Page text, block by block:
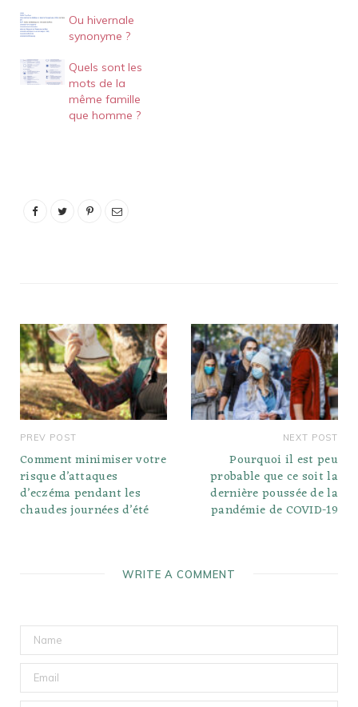
même cas que beaucoup
d'autres adjectifs,
retrouve le c de facile ),
agile , fertile , fragile…
Ou hivernale
synonyme ?
Quels sont les
mots de la
même famille
que homme ?
PREV POST
Comment minimiser votre
risque d’attaques
d’eczéma pendant les
chaudes journées d’été
NEXT POST
Pourquoi il est peu
probable que ce soit la
dernière poussée de la
pandémie de COVID-19
WRITE A COMMENT